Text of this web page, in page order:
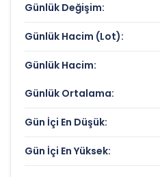
Günlük Değişim:
Günlük Hacim (Lot):
Günlük Hacim:
Günlük Ortalama:
Gün İçi En Düşük:
Gün İçi En Yüksek: